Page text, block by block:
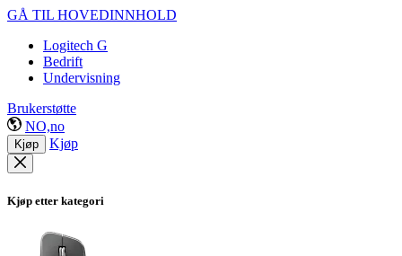
GÅ TIL HOVEDINNHOLD
Logitech G
Bedrift
Undervisning
Brukerstøtte
NO,no
Kjøp Kjøp
Kjøp etter kategori